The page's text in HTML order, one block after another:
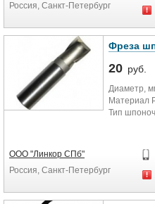
Россия, Санкт-Петербург
Фреза
20 руб.
Диаметр,
Материал
Тип
ООО "Линкор СПб"
Россия, Санкт-Петербург